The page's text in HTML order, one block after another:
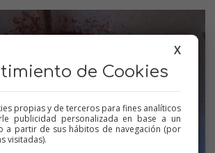
X
de Cookies
propias y de terceros para fines analíticos
publicidad personalizada en base a un
a partir de sus hábitos de navegación (por
visitadas).